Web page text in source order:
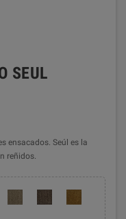
SEUL
ensacados. Seúl es la
reñidos.